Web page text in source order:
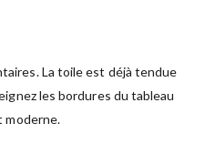
La toile est déjà tendue
les bordures du tableau
moderne.